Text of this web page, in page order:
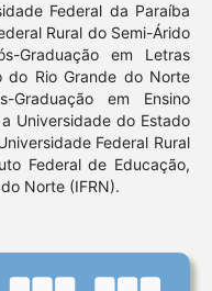
Federal da Paraíba
Rural do Semi-Árido
Graduação em Letras
do Rio Grande do Norte
em Ensino
Universidade do Estado
Federal Rural
Federal de Educação,
Norte (IFRN).